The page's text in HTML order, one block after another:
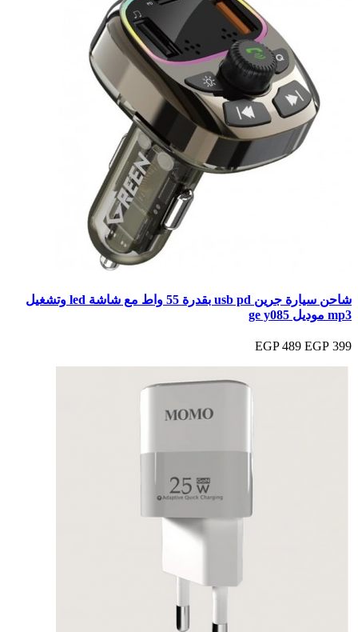
شاحن سيارة جرين usb pd بقدرة 55 واط مع شاشة led وتشغيل
mp3 موديل ge y085
399 EGP
489 EGP